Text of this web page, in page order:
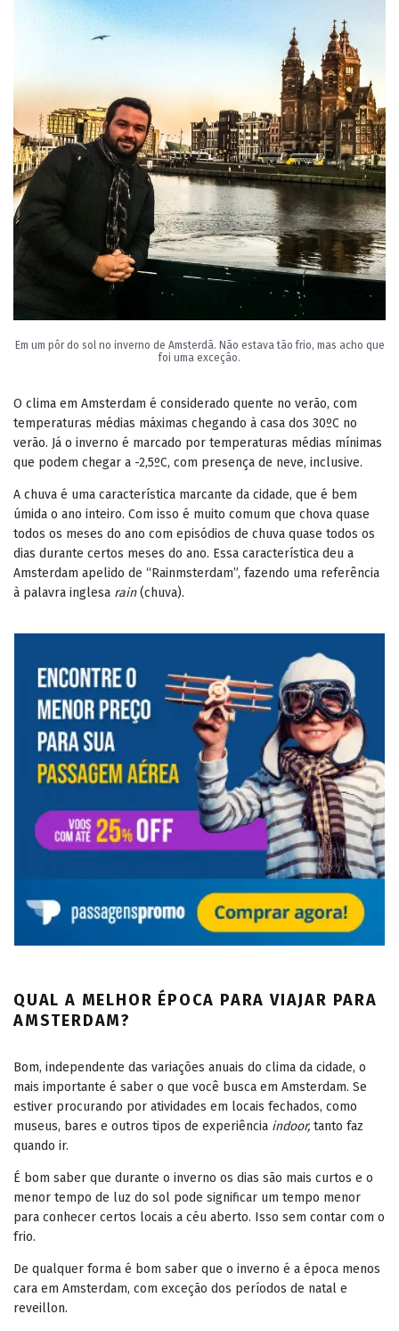
Em um pôr do sol no inverno de Amsterdã. Não estava tão frio, mas acho que
foi uma exceção.
O clima em Amsterdam é considerado quente no verão, com
temperaturas médias máximas chegando à casa dos 30ºC no
verão. Já o inverno é marcado por temperaturas médias mínimas
que podem chegar a -2,5ºC, com presença de neve, inclusive.
A chuva é uma característica marcante da cidade, que é bem
úmida o ano inteiro. Com isso é muito comum que chova quase
todos os meses do ano com episódios de chuva quase todos os
dias durante certos meses do ano. Essa característica deu a
Amsterdam apelido de “Rainmsterdam”, fazendo uma referência
à palavra inglesa rain(chuva).
QUAL A MELHOR ÉPOCA PARA VIAJAR PARA
AMSTERDAM?
Bom, independente das variações anuais do clima da cidade, o
mais importante é saber o que você busca em Amsterdam. Se
estiver procurando por atividades em locais fechados, como
museus, bares e outros tipos de experiência indoor, tanto faz
quando ir.
É bom saber que durante o inverno os dias são mais curtos e o
menor tempo de luz do sol pode significar um tempo menor
para conhecer certos locais a céu aberto. Isso sem contar com o
frio.
De qualquer forma é bom saber que o inverno é a época menos
cara em Amsterdam, com exceção dos períodos de natal e
reveillon.